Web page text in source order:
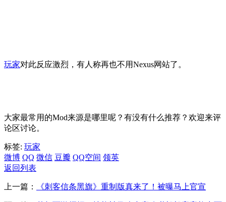
玩家对此反应激烈，有人称再也不用Nexus网站了。
大家最常用的Mod来源是哪里呢？有没有什么推荐？欢迎来评
论区讨论。
标签: 玩家
微博 QQ 微信 豆瓣 QQ空间 领英
返回列表
上一篇： 《刺客信条黑旗》重制版真来了！被曝马上官宣